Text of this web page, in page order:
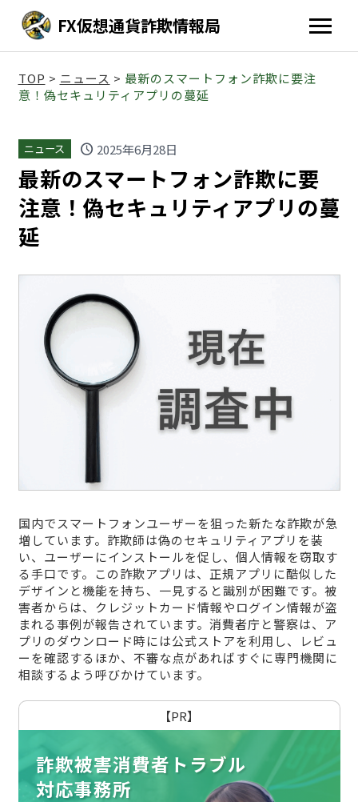
FX仮想通貨詐欺情報局
TOP > ニュース > 最新のスマートフォン詐欺に要注
意！偽セキュリティアプリの蔓延
ニュース schedule 2025年6月28日
最新のスマートフォン詐欺に要
注意！偽セキュリティアプリの蔓
延
国内でスマートフォンユーザーを狙った新たな詐欺が急
増しています。詐欺師は偽のセキュリティアプリを装
い、ユーザーにインストールを促し、個人情報を窃取す
る手口です。この詐欺アプリは、正規アプリに酷似した
デザインと機能を持ち、一見すると識別が困難です。被
害者からは、クレジットカード情報やログイン情報が盗
まれる事例が報告されています。消費者庁と警察は、ア
プリのダウンロード時には公式ストアを利用し、レビュ
ーを確認するほか、不審な点があればすぐに専門機関に
相談するよう呼びかけています。
【PR】
詐欺被害消費者トラブル
対応事務所